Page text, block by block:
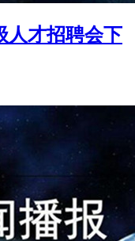
人才招聘会下